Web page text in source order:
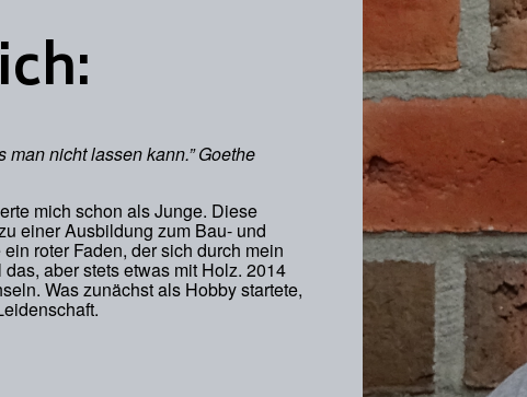
man nicht lassen kann.” Goethe
mich schon als Junge. Diese
einer Ausbildung zum Bau- und
roter Faden, der sich durch mein
aber stets etwas mit Holz. 2014
Was zunächst als Hobby startete,